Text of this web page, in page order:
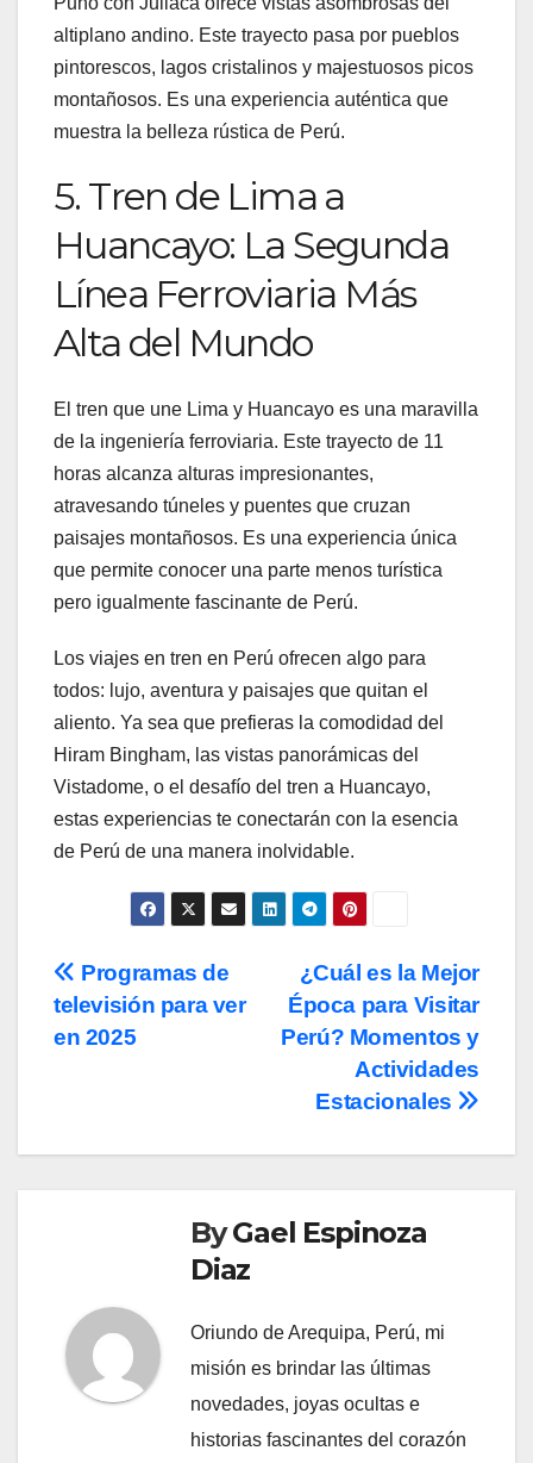
altiplano andino. Este trayecto pasa por pueblos
pintorescos, lagos cristalinos y majestuosos picos
montañosos. Es una experiencia auténtica que
muestra la belleza rústica de Perú.
5. Tren de Lima a
Huancayo: La Segunda
Línea Ferroviaria Más
Alta del Mundo
El tren que une Lima y Huancayo es una maravilla
de la ingeniería ferroviaria. Este trayecto de 11
horas alcanza alturas impresionantes,
atravesando túneles y puentes que cruzan
paisajes montañosos. Es una experiencia única
que permite conocer una parte menos turística
pero igualmente fascinante de Perú.
Los viajes en tren en Perú ofrecen algo para
todos: lujo, aventura y paisajes que quitan el
aliento. Ya sea que prefieras la comodidad del
Hiram Bingham, las vistas panorámicas del
Vistadome, o el desafío del tren a Huancayo,
estas experiencias te conectarán con la esencia
de Perú de una manera inolvidable.
Post
navigation
¿Cuál es la Mejor
Época para Visitar
Perú? Momentos y
Actividades
Estacionales
Programas de
televisión para ver
en 2025
ByGael Espinoza
Diaz
Oriundo de Arequipa, Perú, mi
misión es brindar las últimas
novedades, joyas ocultas e
historias fascinantes del corazón